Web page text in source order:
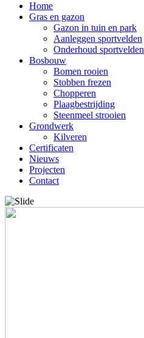
Home
Gras en gazon
Gazon in tuin en park
Aanleggen sportvelden
Onderhoud sportvelden
Bosbouw
Bomen rooien
Stobben frezen
Chopperen
Plaagbestrijding
Steenmeel strooien
Grondwerk
Kilveren
Certificaten
Nieuws
Projecten
Contact